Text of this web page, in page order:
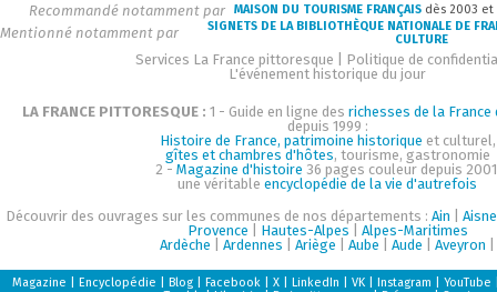
Recommandé notamment par MAISON DU TOURISME FRANÇAIS dès 2003 et
Mentionné notamment par
SIGNETS DE LA BIBLIOTHÈQUE NATIONALE DE
CULTURE
Services La France pittoresque
Politique de
L'événement historique du jour
LA FRANCE PITTORESQUE : 1 - Guide en ligne des richesses de la
depuis 1999 :
Histoire de France, patrimoine historique et culturel,
gîtes et chambres d'hôtes, tourisme, gastronomie
2 - Magazine d'histoire 36 pages couleur depuis
une véritable encyclopédie de la vie d'autrefois
Découvrir des ouvrages sur les communes de nos départements : Ain
Aisne
Provence
Hautes-Alpes
Alpes-Maritimes
Ardèche
Ardennes Ariège Aube Aude Aveyron
Magazine Encyclopédie Blog Facebook X LinkedIn VK Instagram YouTube